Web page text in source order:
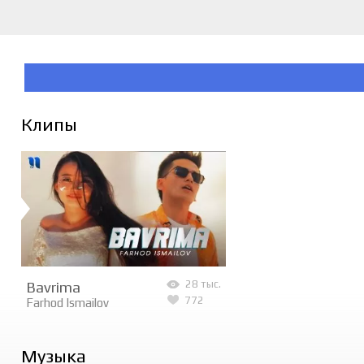
Клипы
28 тыс.
772
Bavrima
Farhod Ismailov
Музыка